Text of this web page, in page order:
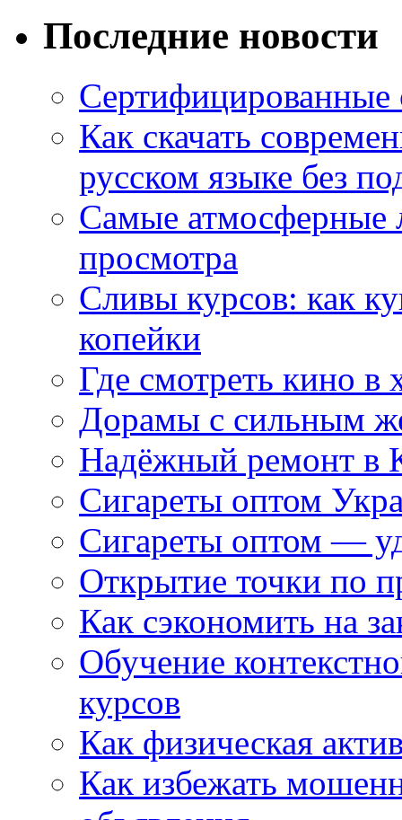
Последние новости
Как скачать
русском языке без
Самые атмосферные
просмотра
Сливы курсов: как
копейки
Где смотреть кино в
Дорамы с сильным
Надёжный ремонт в
Сигареты оптом
Сигареты оптом —
Открытие точки по
Как сэкономить на
Обучение
курсов
Как физическая
Как избежать